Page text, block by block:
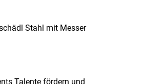
Stahl mit Messer
Talente fördern und